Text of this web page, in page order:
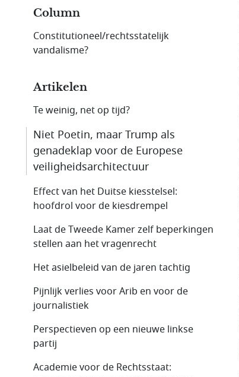
Column
Constitutioneel/rechtsstatelijk
vandalisme?
Artikelen
Te weinig, net op tijd?
Niet Poetin, maar Trump als
genadeklap voor de Europese
veiligheids­architectuur
Effect van het Duitse kiesstelsel:
hoofdrol voor de kiesdrempel
Laat de Tweede Kamer zelf beperkingen
stellen aan het vragenrecht
Het asielbeleid van de jaren tachtig
Pijnlijk verlies voor Arib en voor de
journalistiek
Perspectieven op een nieuwe linkse
partij
Academie voor de Rechtsstaat: